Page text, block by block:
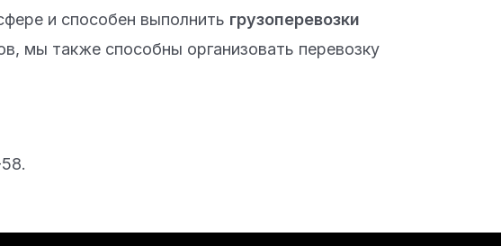
и способен выполнить грузоперевозки
мы также способны организовать перевозку